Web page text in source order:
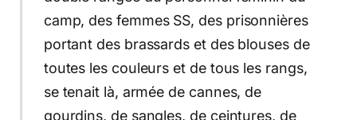
camp, des femmes SS, des prisonnières
portant des brassards et des blouses de
toutes les couleurs et de tous les rangs,
se tenait là, armée de cannes, de
gourdins, de sangles, de ceintures, de